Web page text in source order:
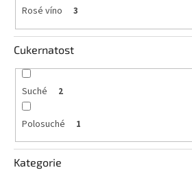
Rosé víno 3
Cukernatost
Suché 2
Polosuché 1
Kategorie